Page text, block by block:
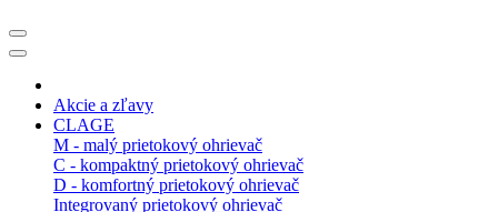
Akcie a zľavy
CLAGE
M - malý prietokový ohrievač
C - kompaktný prietokový ohrievač
D - komfortný prietokový ohrievač
Integrovaný prietokový ohrievač